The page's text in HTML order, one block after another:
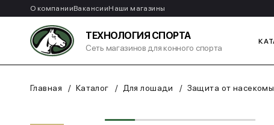
О компанииВакансииНаши магазины
ТЕХНОЛОГИЯ СПОРТА
Сеть магазинов для конного спорта
Главная Каталог Для лошади Защита от